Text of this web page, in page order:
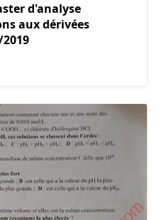
d'analyse
aux dérivées